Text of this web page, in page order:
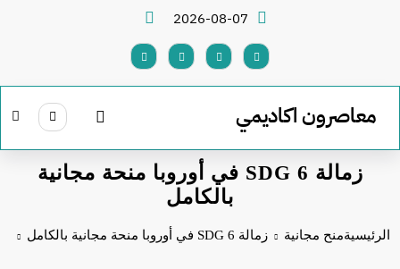
2026-08-07
معاصرون اكاديمي
زمالة SDG 6 في أوروبا منحة مجانية
بالكامل
الرئيسيةمنح مجانية زمالة SDG 6 في أوروبا منحة مجانية بالكامل